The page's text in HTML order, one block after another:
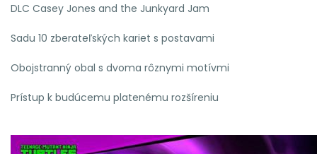
DLC Casey Jones and the Junkyard Jam
Sadu 10 zberateľských kariet s postavami
Obojstranný obal s dvoma rôznymi motívmi
Prístup k budúcemu platenému rozšíreniu